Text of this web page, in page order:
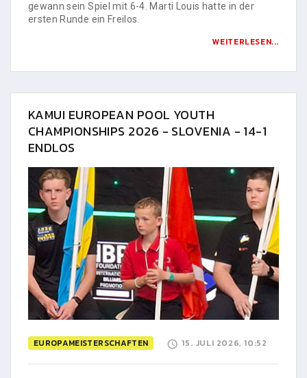
gewann sein Spiel mit 6-4. Marti Louis hatte in der
ersten Runde ein Freilos.
WEITERLESEN...
KAMUI EUROPEAN POOL YOUTH
CHAMPIONSHIPS 2026 - SLOVENIA - 14-1
ENDLOS
EUROPAMEISTERSCHAFTEN 15. JULI 2026, 10:52